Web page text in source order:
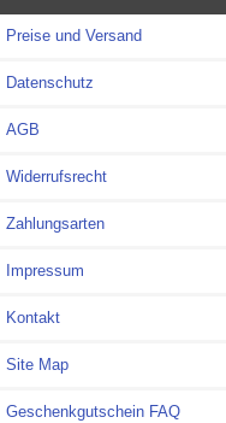
Preise und Versand
Datenschutz
AGB
Widerrufsrecht
Zahlungsarten
Impressum
Kontakt
Site Map
Geschenkgutschein FAQ